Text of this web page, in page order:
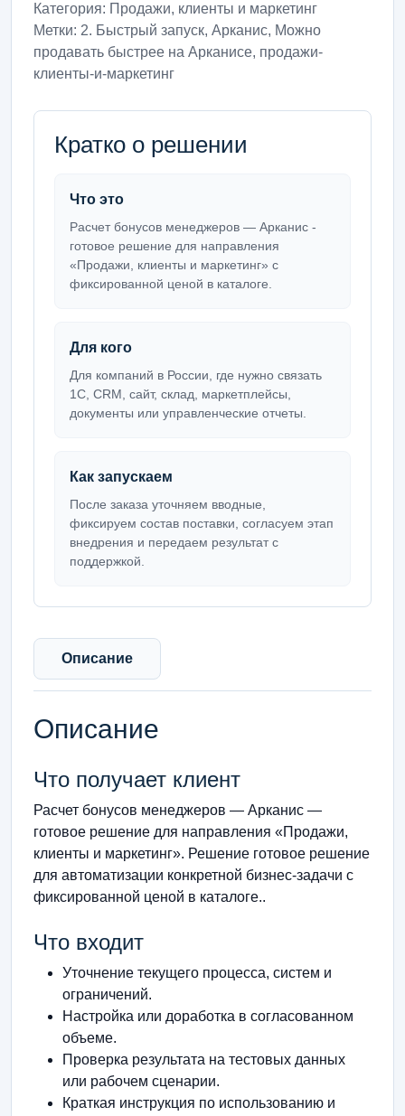
Категория: Продажи, клиенты и маркетинг
Метки: 2. Быстрый запуск, Арканис, Можно
продавать быстрее на Арканисе, продажи-
клиенты-и-маркетинг
Кратко о решении
Что это
Расчет бонусов менеджеров — Арканис -
готовое решение для направления
«Продажи, клиенты и маркетинг» с
фиксированной ценой в каталоге.
Для кого
Для компаний в России, где нужно связать
1С, CRM, сайт, склад, маркетплейсы,
документы или управленческие отчеты.
Как запускаем
После заказа уточняем вводные,
фиксируем состав поставки, согласуем этап
внедрения и передаем результат с
поддержкой.
Описание
Описание
Что получает клиент
Расчет бонусов менеджеров — Арканис —
готовое решение для направления «Продажи,
клиенты и маркетинг». Решение готовое решение
для автоматизации конкретной бизнес-задачи с
фиксированной ценой в каталоге..
Что входит
Уточнение текущего процесса, систем и
ограничений.
Настройка или доработка в согласованном
объеме.
Проверка результата на тестовых данных
или рабочем сценарии.
Краткая инструкция по использованию и